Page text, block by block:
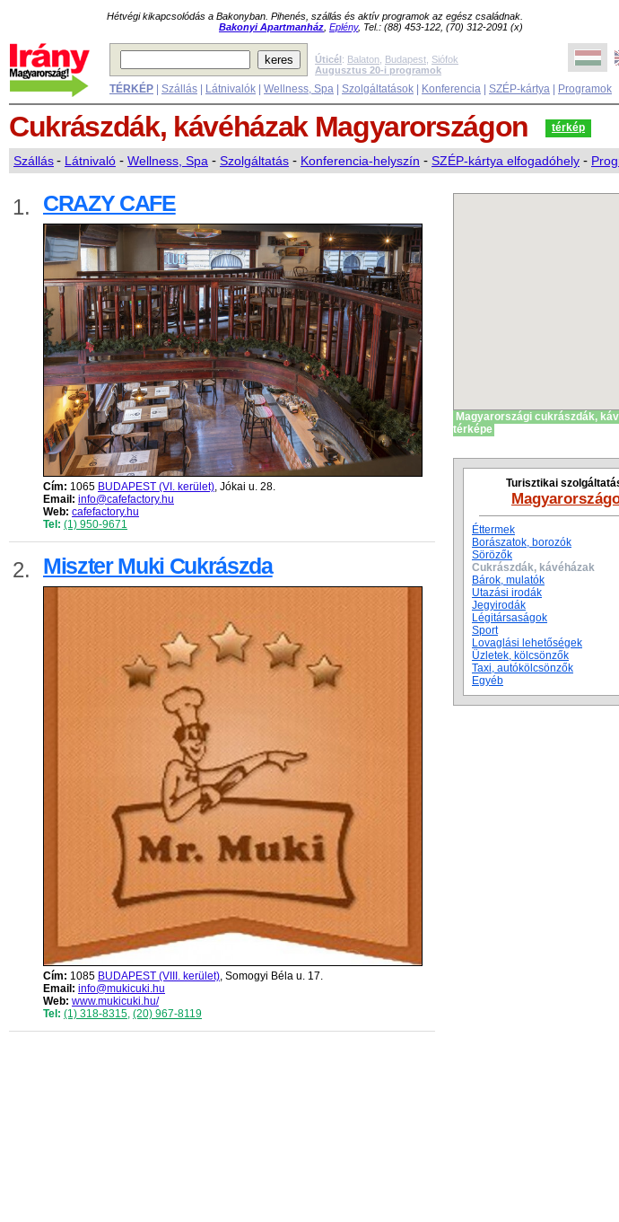
Hétvégi kikapcsolódás a Bakonyban. Pihenés, szállás és aktív programok az egész családnak.
Bakonyi Apartmanház Eplény, Tel.: (88) 453-122, (70) 312-2091 (x)
Úticél: Balaton Budapest Siófok
Augusztus 20-i programok
TÉRKÉP Szállás Látnivalók Wellness, Spa Szolgáltatások Konferencia SZÉP-kártya Programok
Cukrászdák, kávéházak Magyarországon térkép
Szállás- Látnivaló - Wellness, Spa - Szolgáltatás - Konferencia-helyszín - SZÉP-kártya elfogadóhely -
1. CRAZY CAFE
Cím: 1065 BUDAPEST (VI. kerület), Jókai u. 28.
Email: info@cafefactory.hu
Web: cafefactory.hu
Tel: (1) 950-9671
2. Miszter Muki Cukrászda
Cím: 1085 BUDAPEST (VIII. kerület), Somogyi Béla u. 17.
Email: info@mukicuki.hu
Web: www.mukicuki.hu/
Tel: (1) 318-8315, (20) 967-8119
Magyarországi cukrászdák,
térképe
Turisztikai
Éttermek
Borászatok, borozók
Sörözők
Cukrászdák, kávéházak
Bárok, mulatók
Utazási irodák
Jegyirodák
Légitársaságok
Sport
Lovaglási lehetőségek
Üzletek, kölcsönzők
Taxi, autókölcsönzők
Egyéb